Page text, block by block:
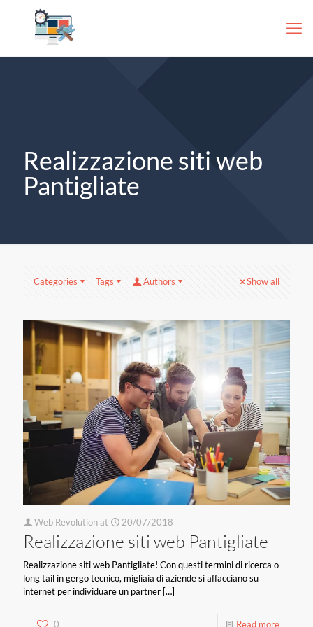
Realizzazione siti web
Pantigliate
Categories Tags Authors Show all
Web Revolutionat 20/07/2018
Realizzazione siti web Pantigliate
Realizzazione siti web Pantigliate! Con questi termini di ricerca o
long tail in gergo tecnico, migliaia di aziende si affacciano su
internet per individuare un partner […]
0 Read more